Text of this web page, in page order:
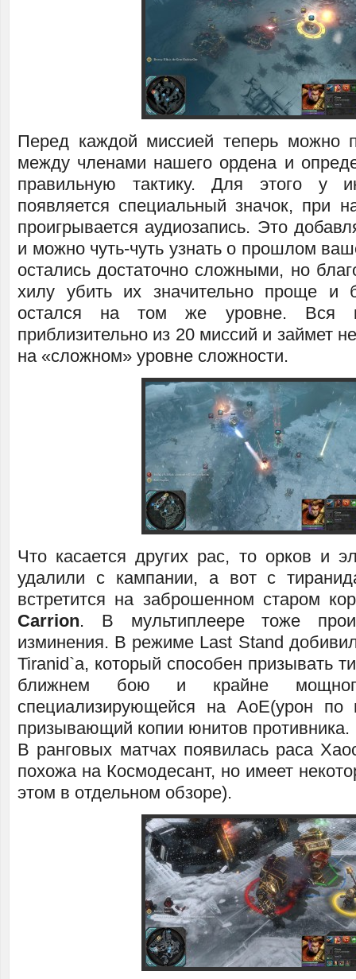
Перед каждой миссией теперь можно
между членами нашего ордена и
правильную тактику. Для этого у
появляется специальный значок, при
проигрывается аудиозапись. Это
и можно чуть-чуть узнать о прошлом
остались достаточно сложными, но
хилу убить их значительно проще
остался на том же уровне. Вся
приблизительно из 20 миссий и займет
на «сложном» уровне сложности.
Что касается других рас, то орков и
удалили с кампании, а вот с
встретится на заброшенном старом
Carrion. В мультиплеере тоже
изминения. В режиме Last Stand
Tiranid`a, который способен призывать
ближнем бою и крайне
специализирующейся на AoE(урон
призывающий копии юнитов противника.
В ранговых матчах появилась раса
похожа на Космодесант, но имеет
этом в отдельном обзоре).